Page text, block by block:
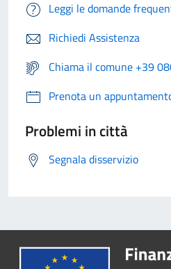
Leggi le domande
Richiedi Assistenza
Chiama il comune +39
Prenota un
Problemi in città
Segnala disservizio